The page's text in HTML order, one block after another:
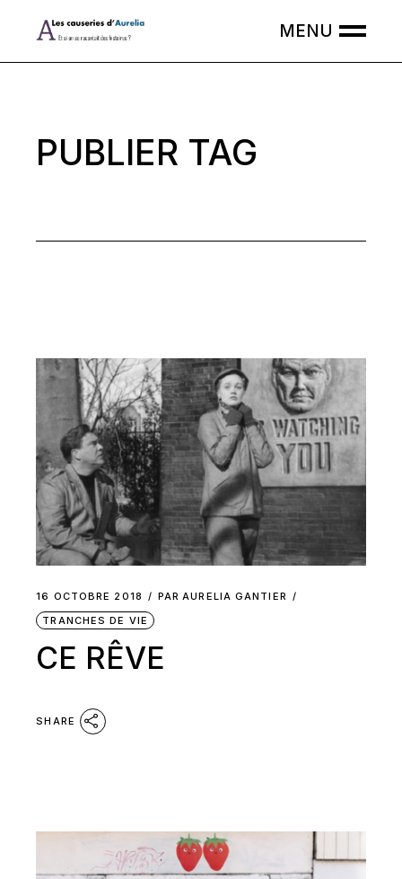
PUBLIER TAG
16 OCTOBRE 2018 PAR AURELIA GANTIER
TRANCHES DE VIE
CE RÊVE
SHARE